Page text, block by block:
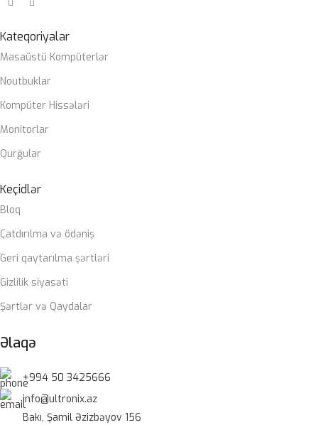
Kateqoriyalar
Masaüstü Kompüterlər
Noutbuklar
Kompüter Hissələri
Monitorlar
Qurğular
Keçidlər
Bloq
Çatdırılma və ödəniş
Geri qaytarılma şərtləri
Gizlilik siyasəti
Şərtlər və Qaydalar
Əlaqə
+994 50 3425666
info@ultronix.az
Bakı, Şamil Əzizbəyov 156